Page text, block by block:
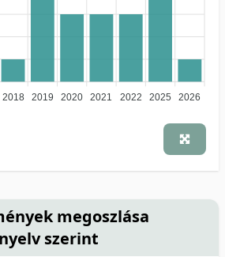
2018 2019 2020 2021 2022 2025 2026
megoszlása
nyelv szerint